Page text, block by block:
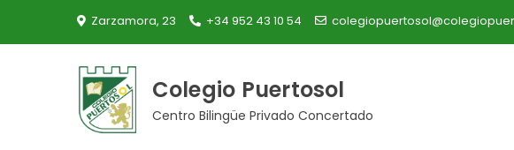
Zarzamora, 23 +34 952 43 10 54
Colegio Puertosol
Centro Bilingüe Privado Concertado